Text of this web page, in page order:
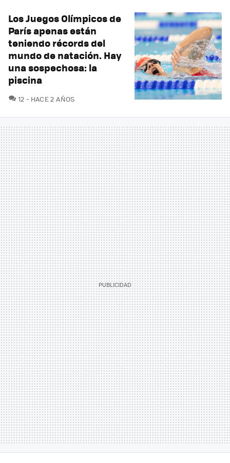
Los Juegos Olímpicos de
París apenas están
teniendo récords del
mundo de natación. Hay
una sospechosa: la
piscina
12 COMENTARIOS
HACE 2 AÑOS